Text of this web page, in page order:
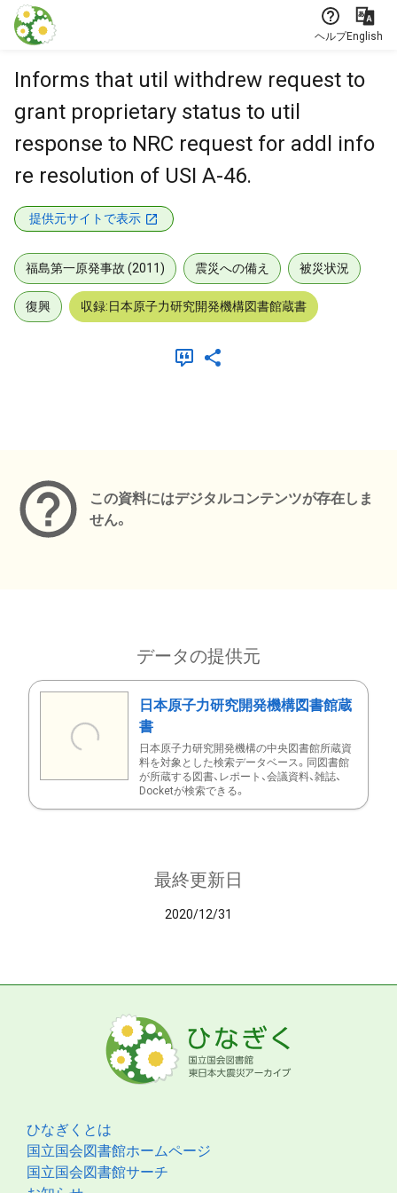
本文に飛ぶ
ヘルプEnglish
Informs that util withdrew request to
grant proprietary status to util
response to NRC request for addl info
re resolution of USI A-46.
提供元サイトで表示
福島第一原発事故 (2011) 震災への備え 被災状況
復興 収録:日本原子力研究開発機構図書館蔵書
この資料にはデジタルコンテンツが存在しま
せん。
データの提供元
日本原子力研究開発機構図書館蔵
書
日本原子力研究開発機構の中央図書館所蔵資
料を対象とした検索データベース。同図書館
が所蔵する図書、レポート、会議資料、雑誌、
Docketが検索できる。
最終更新日
2020/12/31
ひなぎくとは
国立国会図書館ホームページ
国立国会図書館サーチ